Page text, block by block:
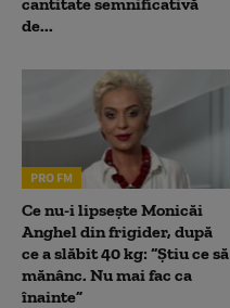
de...
PRO FM
Ce nu-i lipsește Monicăi
Anghel din frigider, după
ce a slăbit 40 kg: “Știu ce să
mănânc. Nu mai fac ca
înainte”